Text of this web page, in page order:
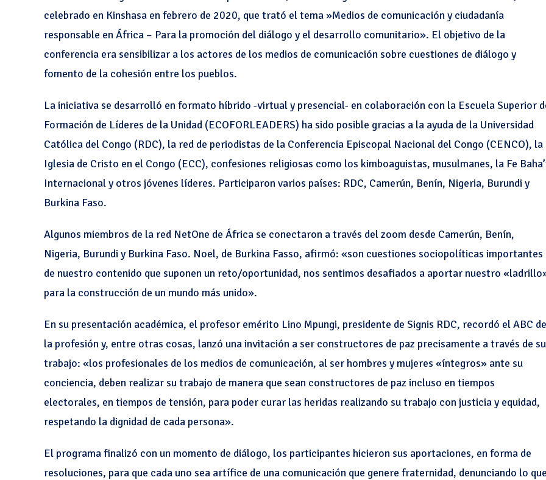
celebrado en Kinshasa en febrero de 2020, que trató el tema »Medios de comunicación y ciudadanía
responsable en África – Para la promoción del diálogo y el desarrollo comunitario». El objetivo de la
conferencia era sensibilizar a los actores de los medios de comunicación sobre cuestiones de diálogo y
fomento de la cohesión entre los pueblos.
La iniciativa se desarrolló en formato híbrido -virtual y presencial- en colaboración con la Escuela Superior
Formación de Líderes de la Unidad (ECOFORLEADERS) ha sido posible gracias a la ayuda de la Universidad
Católica del Congo (RDC), la red de periodistas de la Conferencia Episcopal Nacional del Congo (CENCO), la
Iglesia de Cristo en el Congo (ECC), confesiones religiosas como los kimboaguistas, musulmanes, la Fe
Internacional y otros jóvenes líderes. Participaron varios países: RDC, Camerún, Benín, Nigeria, Burundi y
Burkina Faso.
Algunos miembros de la red NetOne de África se conectaron a través del zoom desde Camerún, Benín,
Nigeria, Burundi y Burkina Faso. Noel, de Burkina Fasso, afirmó: «son cuestiones sociopolíticas importantes
de nuestro contenido que suponen un reto/oportunidad, nos sentimos desafiados a aportar nuestro
para la construcción de un mundo más unido».
En su presentación académica, el profesor emérito Lino Mpungi, presidente de Signis RDC, recordó el ABC de
la profesión y, entre otras cosas, lanzó una invitación a ser constructores de paz precisamente a través de su
trabajo: «los profesionales de los medios de comunicación, al ser hombres y mujeres «íntegros» ante su
conciencia, deben realizar su trabajo de manera que sean constructores de paz incluso en tiempos
electorales, en tiempos de tensión, para poder curar las heridas realizando su trabajo con justicia y equidad,
respetando la dignidad de cada persona».
El programa finalizó con un momento de diálogo, los participantes hicieron sus aportaciones, en forma de
resoluciones, para que cada uno sea artífice de una comunicación que genere fraternidad, denunciando lo